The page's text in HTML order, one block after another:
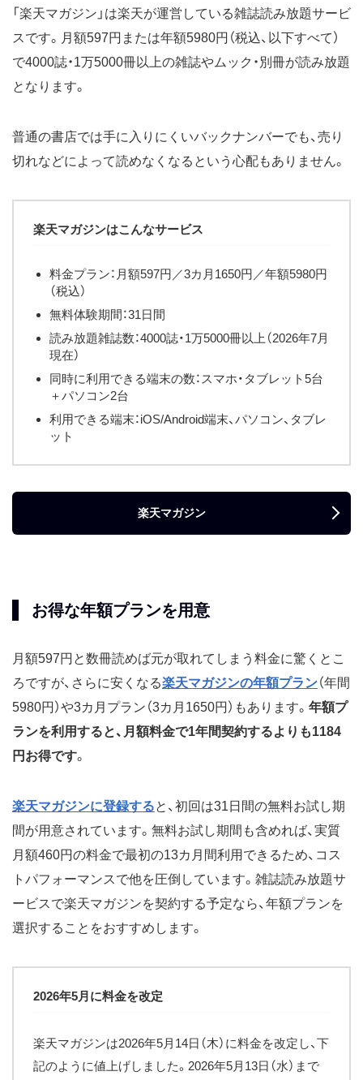
「楽天マガジン」は楽天が運営している雑誌読み放題サービ
スです。月額597円または年額5980円（税込、以下すべて）
で4000誌・1万5000冊以上の雑誌やムック・別冊が読み放題
となります。
普通の書店では手に入りにくいバックナンバーでも、売り
切れなどによって読めなくなるという心配もありません。
楽天マガジンはこんなサービス
料金プラン：月額597円／3カ月1650円／年額5980円
（税込）
無料体験期間：31日間
読み放題雑誌数：4000誌・1万5000冊以上（2026年7月
現在）
同時に利用できる端末の数：スマホ・タブレット5台
＋パソコン2台
利用できる端末：iOS/Android端末、パソコン、タブレ
ット
楽天マガジン
お得な年額プランを用意
月額597円と数冊読めば元が取れてしまう料金に驚くとこ
ろですが、さらに安くなる楽天マガジンの年額プラン（年間
5980円）や3カ月プラン（3カ月1650円）もあります。 年額プ
ランを利用すると、月額料金で1年間契約するよりも1184
円お得です。
楽天マガジンに登録すると、初回は31日間の無料お試し期
間が用意されています。無料お試し期間も含めれば、実質
月額460円の料金で最初の13カ月間利用できるため、コス
トパフォーマンスで他を圧倒しています。雑誌読み放題サ
ービスで楽天マガジンを契約する予定なら、年額プランを
選択することをおすすめします。
2026年5月に料金を改定
楽天マガジンは2026年5月14日（木）に料金を改定し、下
記のように値上げしました。2026年5月13日（水）まで